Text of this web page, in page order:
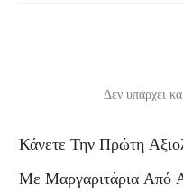
Α
ξ
Δεν υπάρχει
Κάνετε Την Πρώτη
Με Μαργαριτάρια Από